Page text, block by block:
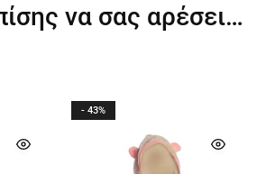
να σας αρέσει…
- 43%